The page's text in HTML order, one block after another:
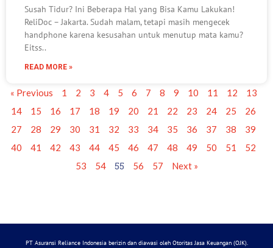
Susah Tidur? Ini Beberapa Hal yang Bisa Kamu Lakukan!
ReliDoc – Jakarta. Sudah malam, tetapi masih mengecek
handphone karena kesusahan untuk menutup mata kamu?
Eitss..
READ MORE »
« Previous 1 2 3 4 5 6 7 8 9 10 11 12
13
14
15 16 17 18 19 20 21 22 23 24 25
26
27
28 29 30 31 32 33 34 35 36 37 38
39
40
41 42 43 44 45 46 47 48 49 50 51
52
53
54 55 56 57 Next »
PT Asuransi Reliance Indonesia berizin dan diawasi oleh Otoritas Jasa Keuangan (OJK).